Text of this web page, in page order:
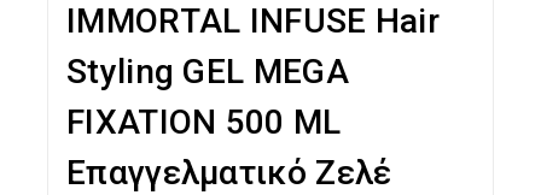
IMMORTAL INFUSE Hair
Styling GEL MEGA
FIXATION 500 ML
Επαγγελματικό Ζελέ